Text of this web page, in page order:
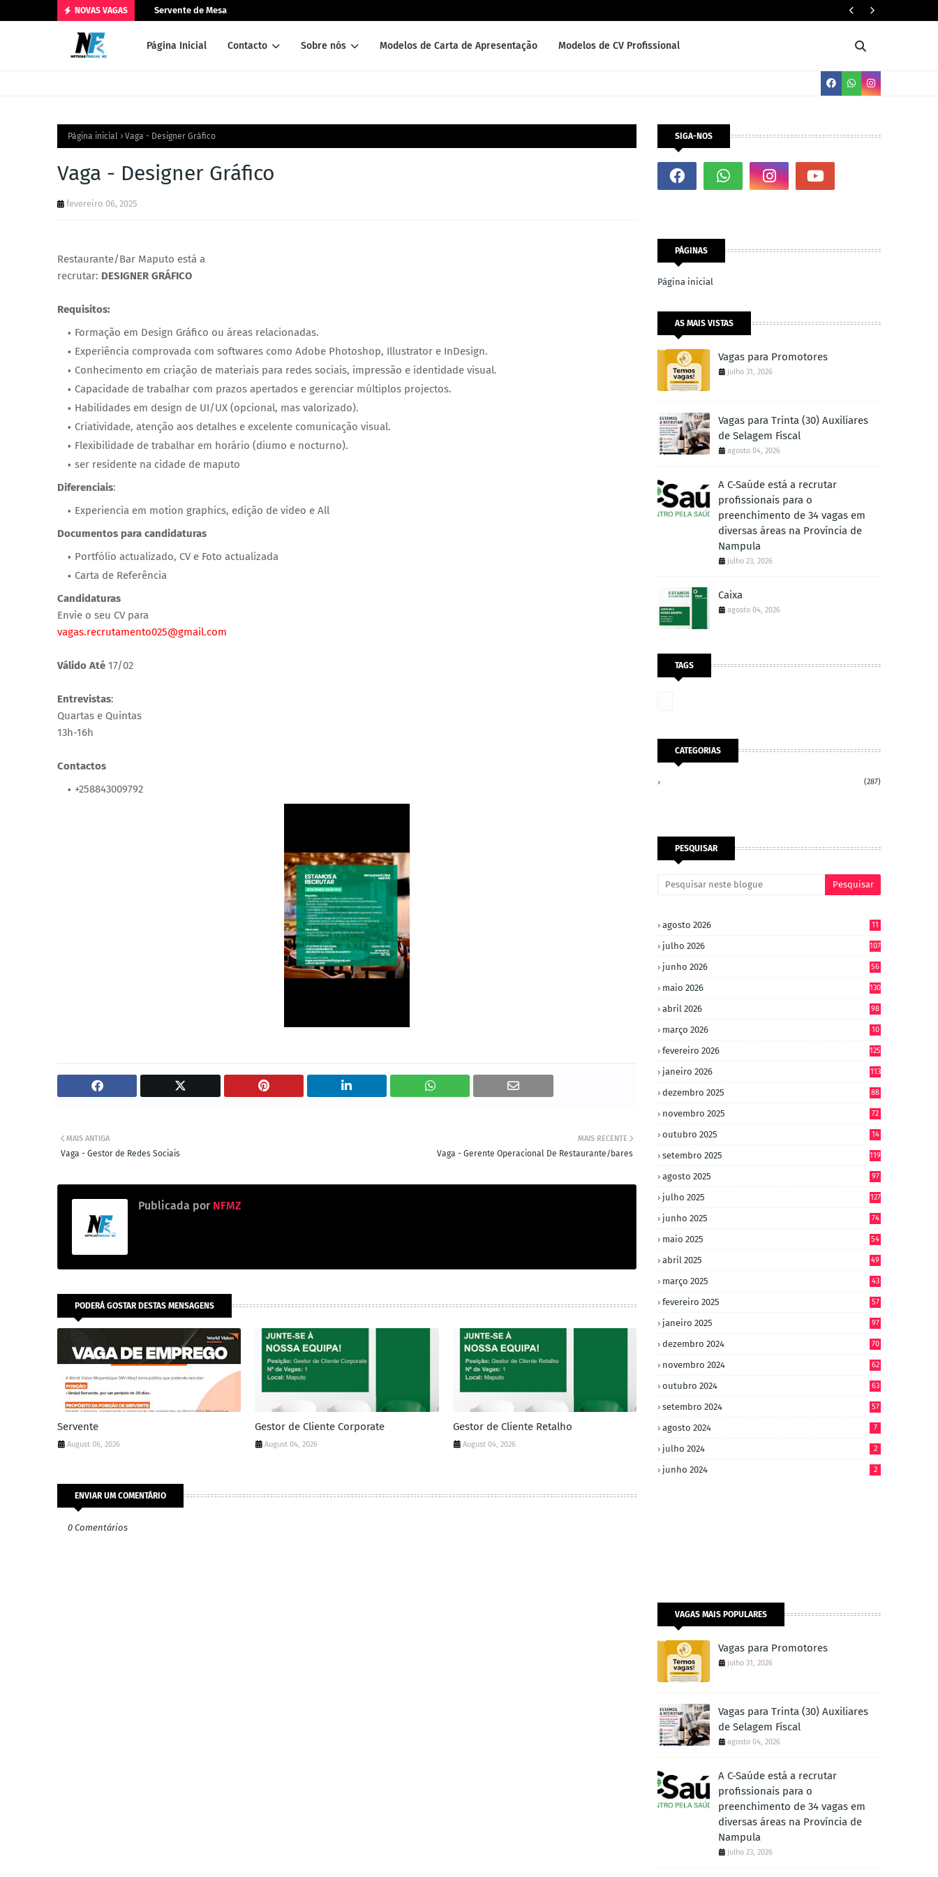
NOVAS VAGAS Servente de Mesa
Página Inicial Contacto Sobre nós Modelos de Carta de Apresentação Modelos de CV Profissional
Página inicial Vaga - Designer Gráfico
Vaga - Designer Gráfico
fevereiro 06, 2025
Restaurante/Bar Maputo está a
recrutar: DESIGNER GRÁFICO
Requisitos:
Formação em Design Gráfico ou áreas relacionadas.
Experiência comprovada com softwares como Adobe Photoshop, Illustrator e InDesign.
Conhecimento em criação de materiais para redes sociais, impressão e identidade visual.
Capacidade de trabalhar com prazos apertados e gerenciar múltiplos projectos.
Habilidades em design de UI/UX (opcional, mas valorizado).
Criatividade, atenção aos detalhes e excelente comunicação visual.
Flexibilidade de trabalhar em horário (diumo e nocturno).
ser residente na cidade de maputo
Diferenciais:
Experiencia em motion graphics, edição de video e All
Documentos para candidaturas
Portfólio actualizado, CV e Foto actualizada
Carta de Referência
Candidaturas
Envie o seu CV para
vagas.recrutamento025@gmail.com
Válido Até 17/02
Entrevistas:
Quartas e Quintas
13h-16h
Contactos
+258843009792
MAIS RECENTE
Vaga - Gerente Operacional De Restaurante/bares
MAIS ANTIGA
Vaga - Gestor de Redes Sociais
Publicada por NFMZ
PODERÁ GOSTAR DESTAS MENSAGENS
Servente
August 06, 2026
Gestor de Cliente Corporate
August 04, 2026
Gestor de Cliente Retalho
August 04, 2026
ENVIAR UM COMENTÁRIO
0 Comentários
SIGA-NOS
PÁGINAS
Página inicial
AS MAIS VISTAS
Vagas para Promotores
julho 31, 2026
Vagas para Trinta (30) Auxiliares
de Selagem Fiscal
agosto 04, 2026
A C-Saúde está a recrutar
profissionais para o
preenchimento de 34 vagas em
diversas áreas na Província de
Nampula
julho 23, 2026
Caixa
agosto 04, 2026
TAGS
CATEGORIAS
(287)
PESQUISAR
agosto 2026 11
julho 2026 107
junho 2026 56
maio 2026 130
abril 2026 98
março 2026
10
fevereiro 2026 125
janeiro 2026 113
dezembro 2025 88
novembro 2025 72
outubro 2025
14
setembro 2025 119
agosto 2025 97
julho 2025 127
junho 2025 74
maio 2025 54
abril 2025 49
março 2025 43
fevereiro 2025 57
janeiro 2025 97
dezembro 2024 70
novembro 2024 62
outubro 2024 63
setembro 2024 57
agosto 2024 7
julho 2024 2
junho 2024 2
VAGAS MAIS POPULARES
Vagas para Promotores
julho 31, 2026
Vagas para Trinta (30) Auxiliares
de Selagem Fiscal
agosto 04, 2026
A C-Saúde está a recrutar
profissionais para o
preenchimento de 34 vagas em
diversas áreas na Província de
Nampula
julho 23, 2026